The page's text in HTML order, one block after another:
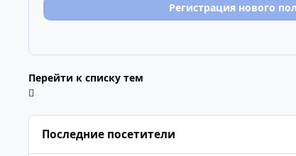
Регистрация нового
Перейти к списку тем
Последние посетители